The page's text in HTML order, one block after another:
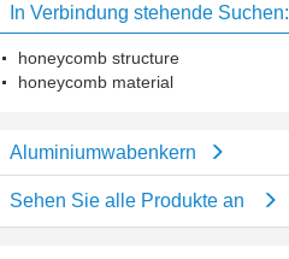
In Verbindung stehende Suchen:
honeycomb structure
honeycomb material
Aluminiumwabenkern
Sehen Sie alle Produkte an